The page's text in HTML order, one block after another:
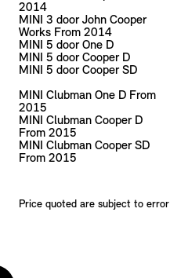
2014
MINI 3 door John Cooper
Works From 2014
MINI 5 door One D
MINI 5 door Cooper D
MINI 5 door Cooper SD
MINI Clubman One D From
2015
MINI Clubman Cooper D
From 2015
MINI Clubman Cooper SD
From 2015
Price quoted are subject to